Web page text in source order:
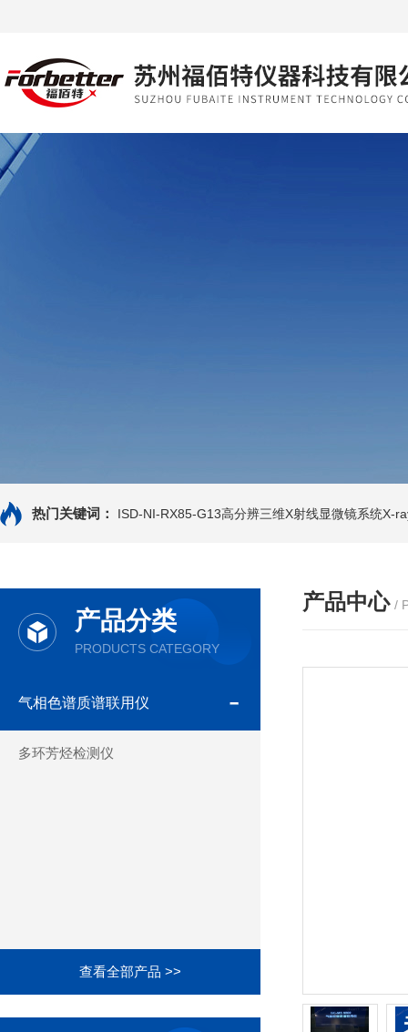
热门关键词： ISD-NI-RX85-G13高分辨三维X射线显微镜系统X-
产品分类
PRODUCTS CATEGORY
气相色谱质谱联用仪
多环芳烃检测仪
查看全部产品 >>
产品中心 /